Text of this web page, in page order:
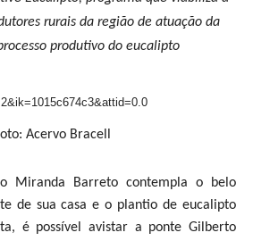
rurais da região de atuação da
produtivo do eucalipto
Acervo Bracell
Miranda Barreto contempla o belo
de sua casa e o plantio de eucalipto
é possível avistar a ponte Gilberto